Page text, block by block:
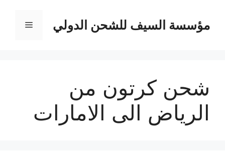
المحتوىمؤسسة السيف للشحن الدولي القائمة
شحن كرتون من
الرياض الى الامارات